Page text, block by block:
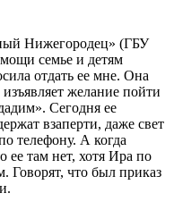
Нижегородец» (ГБУ
семье и детям
отдать ее мне. Она
желание пойти
Сегодня ее
взаперти, даже свет
телефону. А когда
ее там нет, хотя Ира по
Говорят, что был приказ